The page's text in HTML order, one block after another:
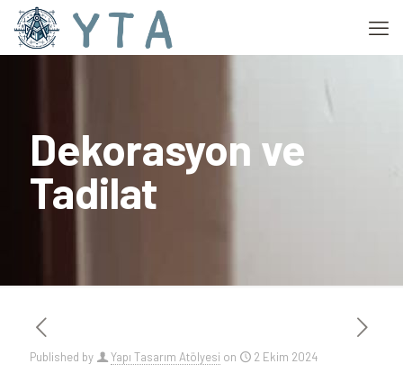
Dekorasyon ve
Tadilat
Published by Yapı Tasarım Atölyesi on 2 Ekim 2024